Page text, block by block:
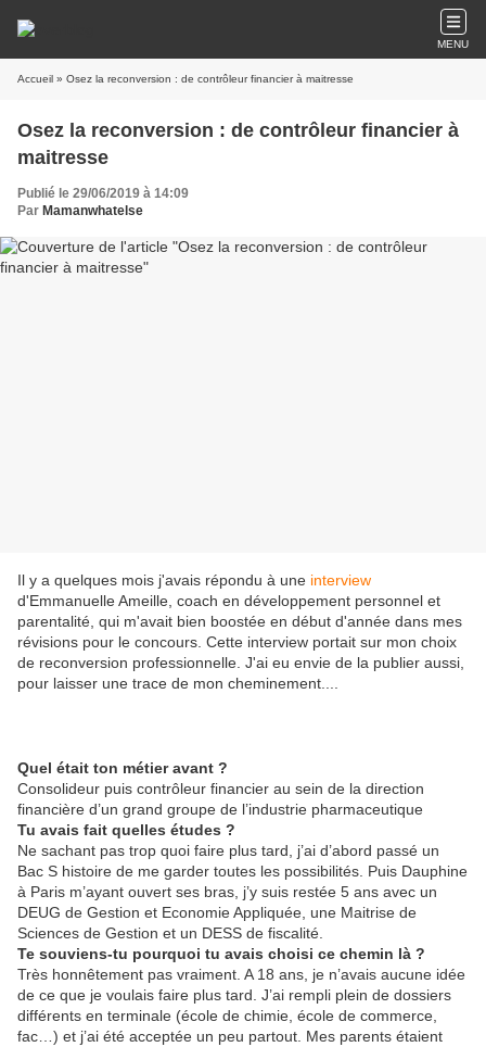
MENU
Accueil » Osez la reconversion : de contrôleur financier à maitresse
Osez la reconversion : de contrôleur financier à
maitresse
Publié le 29/06/2019 à 14:09
Par Mamanwhatelse
Il y a quelques mois j'avais répondu à une interview
d'Emmanuelle Ameille, coach en développement personnel et
parentalité, qui m'avait bien boostée en début d'année dans mes
révisions pour le concours. Cette interview portait sur mon choix
de reconversion professionnelle. J'ai eu envie de la publier aussi,
pour laisser une trace de mon cheminement....
Quel était ton métier avant ?
Consolideur puis contrôleur financier au sein de la direction
financière d’un grand groupe de l’industrie pharmaceutique
Tu avais fait quelles études ?
Ne sachant pas trop quoi faire plus tard, j’ai d’abord passé un
Bac S histoire de me garder toutes les possibilités. Puis Dauphine
à Paris m’ayant ouvert ses bras, j’y suis restée 5 ans avec un
DEUG de Gestion et Economie Appliquée, une Maitrise de
Sciences de Gestion et un DESS de fiscalité.
Te souviens-tu pourquoi tu avais choisi ce chemin là ?
Très honnêtement pas vraiment. A 18 ans, je n’avais aucune idée
de ce que je voulais faire plus tard. J’ai rempli plein de dossiers
différents en terminale (école de chimie, école de commerce,
fac…) et j’ai été acceptée un peu partout. Mes parents étaient